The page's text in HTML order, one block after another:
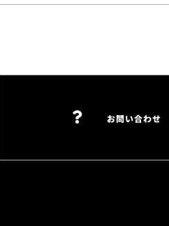
お問い合わせ